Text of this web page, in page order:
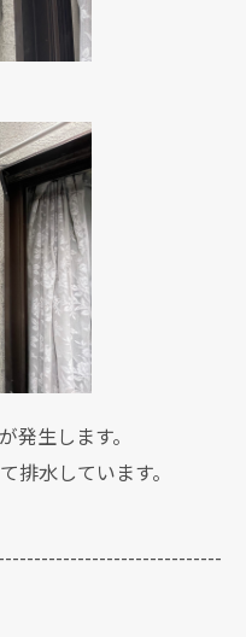
発生します。
排水しています。